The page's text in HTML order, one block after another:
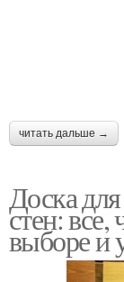
читать дальше →
Доска
стен: все,
выборе и